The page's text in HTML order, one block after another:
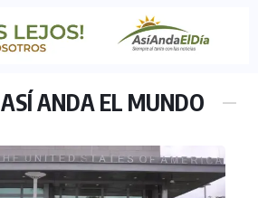
ASÍ ANDA EL MUNDO